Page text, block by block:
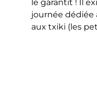
le garantit ! Il
journée dédiée
aux txiki (les